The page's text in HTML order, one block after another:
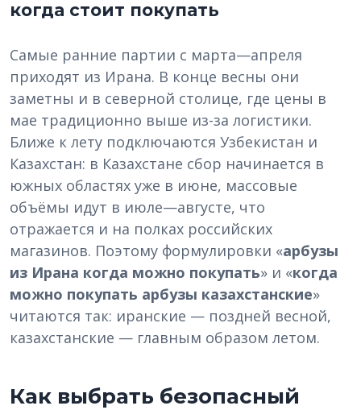
когда стоит покупать
Самые ранние партии с марта—апреля
приходят из Ирана. В конце весны они
заметны и в северной столице, где цены в
мае традиционно выше из-за логистики.
Ближе к лету подключаются Узбекистан и
Казахстан: в Казахстане сбор начинается в
южных областях уже в июне, массовые
объёмы идут в июле—августе, что
отражается и на полках российских
магазинов. Поэтому формулировки «арбузы
из Ирана когда можно покупать» и «когда
можно покупать арбузы казахстанские»
читаются так: иранские — поздней весной,
казахстанские — главным образом летом.
Как выбрать безопасный